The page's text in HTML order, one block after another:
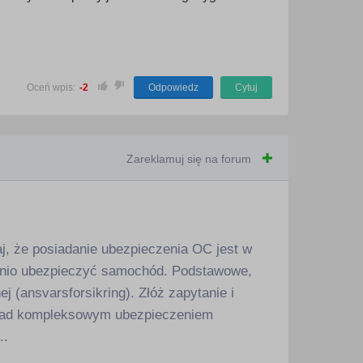
Oceń wpis: -2 Odpowiedz Cytuj
Zareklamuj się na forum
że posiadanie ubezpieczenia OC jest w
ubezpieczyć samochód. Podstawowe,
(ansvarsforsikring). Złóż zapytanie i
kompleksowym ubezpieczeniem